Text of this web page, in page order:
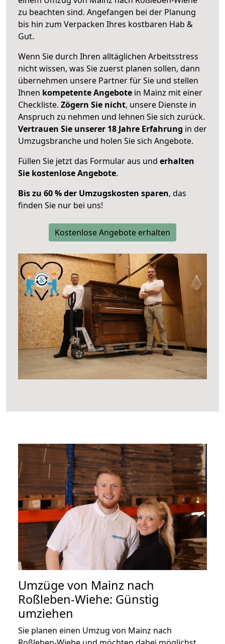
zu beachten sind. Angefangen bei der Planung
bis hin zum Verpacken Ihres kostbaren Hab &
Gut.
Wenn Sie durch Ihren alltäglichen Arbeitsstress
nicht wissen, was Sie zuerst planen sollen, dann
übernehmen unsere Partner für Sie und stellen
Ihnen kompetente Angebote in Mainz mit einer
Checkliste. Zögern Sie nicht, unsere Dienste in
Anspruch zu nehmen und lehnen Sie sich zurück.
Vertrauen Sie unserer 18 Jahre Erfahrung in der
Umzugsbranche und holen Sie sich Angebote.
Füllen Sie jetzt das Formular aus und erhalten
Sie kostenlose Angebote.
Bis zu 60 % der Umzugskosten sparen, das
finden Sie nur bei uns!
Kostenlose Angebote erhalten
Umzüge von Mainz nach
Roßleben-Wiehe: Günstig
umziehen
Sie planen einen Umzug von Mainz nach